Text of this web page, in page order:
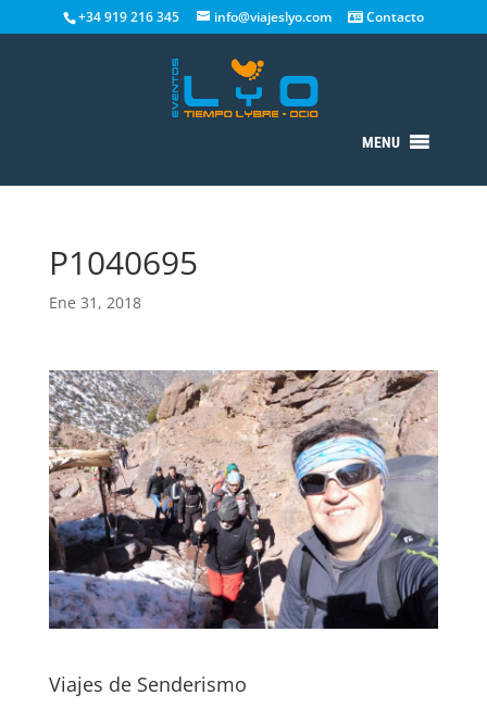
+34 919 216 345 info@viajeslyo.com Contacto
MENU
P1040695
Ene 31, 2018
Viajes de Senderismo